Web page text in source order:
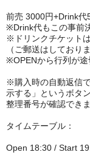
前売 3000円+Drink代
※Drink代もこの事前
※ドリンクチケット
（ご郵送はしており
※OPENから行列が途
※購入時の自動返信
示する」というボタ
整理番号が確認できま
タイムテーブル：
Open 18:30 / Start